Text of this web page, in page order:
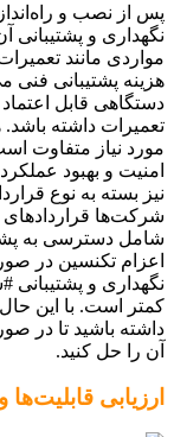
پس از نصب و
نگهداری و پشتیبانی
مواردی مانند
هزینه پشتیبانی فنی
دستگاهی قابل
تعمیرات داشته
مورد نیاز متفاوت
امنیت و بهبود
نیز بسته به نوع
شرکت‌ها قراردادهای
شامل دسترسی به
اعزام تکنسین در
نگهداری و پشتیبانی
کمتر است. با این
داشته باشید تا در
آن را حل کنید.
ارزیابی